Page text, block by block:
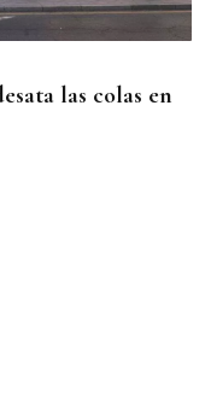
las colas en